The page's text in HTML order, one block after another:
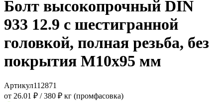
Болт высокопрочный DIN
933 12.9 с шестигранной
головкой, полная резьба, без
покрытия M10x95 мм
Артикул112871
от 26.01 ₽ /380 ₽ кг (промфасовка)